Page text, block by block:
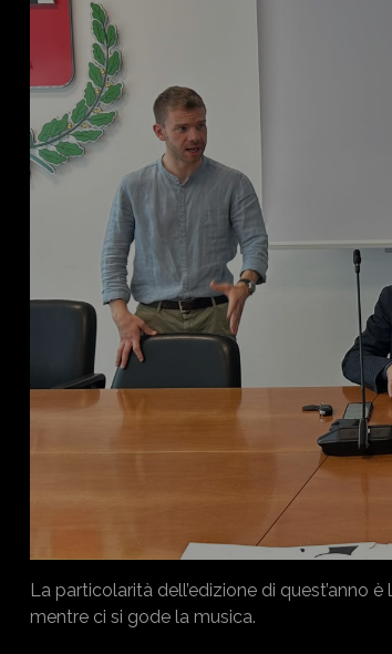
La particolarità dell’edizione di quest’anno
mentre ci si gode la musica.